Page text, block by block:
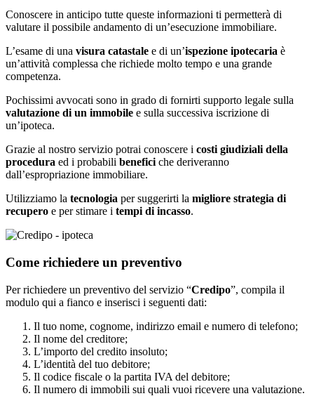
Conoscere in anticipo tutte queste informazioni ti permetterà di
valutare il possibile andamento di un’esecuzione immobiliare.
L’esame di una visura catastale e di un’ispezione ipotecaria è
un’attività complessa che richiede molto tempo e una grande
competenza.
Pochissimi avvocati sono in grado di fornirti supporto legale sulla
valutazione di un immobile e sulla successiva iscrizione di
un’ipoteca.
Grazie al nostro servizio potrai conoscere i costi giudiziali della
procedura ed i probabili benefici che deriveranno
dall’espropriazione immobiliare.
Utilizziamo la tecnologia per suggerirti la migliore strategia di
recupero e per stimare i tempi di incasso.
Come richiedere un preventivo
Per richiedere un preventivo del servizio “Credipo”, compila il
modulo qui a fianco e inserisci i seguenti dati:
Il tuo nome, cognome, indirizzo email e numero di telefono;
Il nome del creditore;
L’importo del credito insoluto;
L’identità del tuo debitore;
Il codice fiscale o la partita IVA del debitore;
Il numero di immobili sui quali vuoi ricevere una valutazione.